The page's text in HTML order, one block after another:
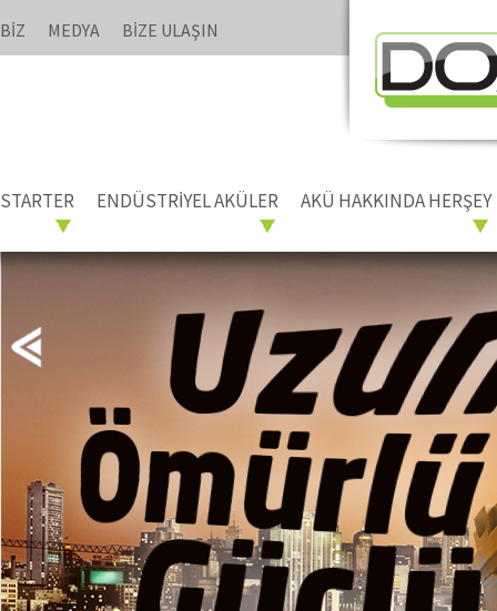
BİZ MEDYA BİZE ULAŞIN
STARTER ENDÜSTRİYEL AKÜLER AKÜ HAKKINDA HERŞEY